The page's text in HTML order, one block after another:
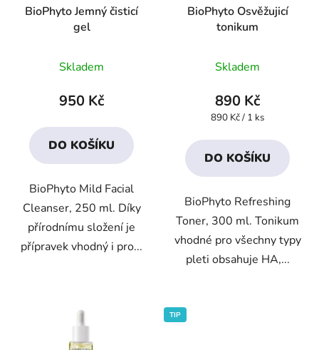
BioPhyto Jemný čisticí
gel
hodnocení
produktu
3,9
z
hvězdiček.
Skladem
950 Kč
DO KOŠÍKU
BioPhyto Mild Facial
Cleanser, 250 ml. Díky
přírodnímu složení je
přípravek vhodný i pro...
BioPhyto Osvěžujicí
tonikum
hodnocení
produktu
je
z
Skladem
890 Kč
Měrná
890 Kč / 1 ks
DO KOŠÍKU
BioPhyto Refreshing
Toner, 300 ml. Tonikum
vhodné pro všechny typy
pleti obsahuje HA,...
TIP